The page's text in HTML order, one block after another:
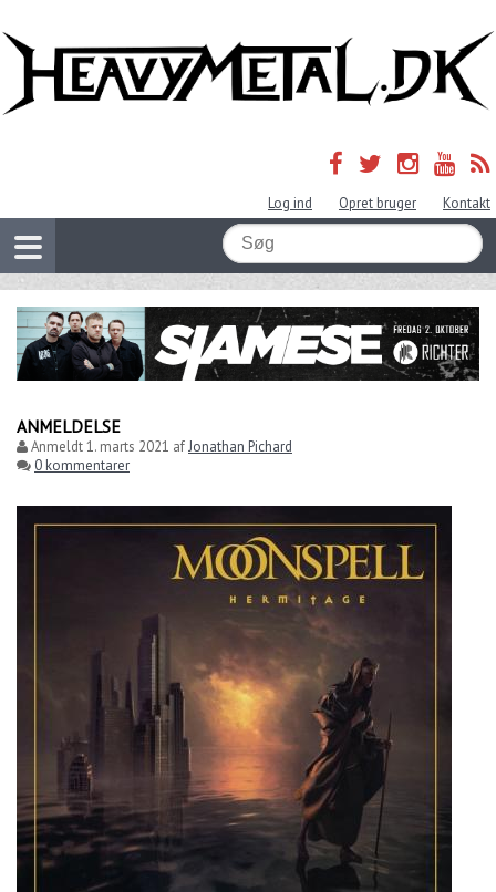
Log ind Opret bruger Kontakt
ANMELDELSE
Anmeldt1. marts 2021 afJonathan Pichard
0 kommentarer